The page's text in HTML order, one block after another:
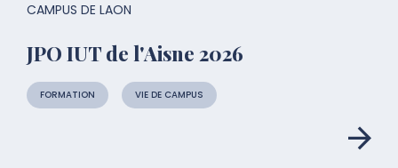
JPO IUT de l'Aisne 2026
FORMATION VIE DE CAMPUS
CAMPUS DE LAON